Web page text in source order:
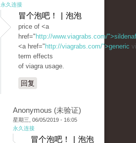
永久连接
冒个泡吧！ | 泡泡
price of <a
href=" http://www.viagrabs.com/
<a href=" http://viagrabs.com/">generic
term effects
of viagra usage.
回复
Anonymous (未验证)
星期三, 06/05/2019 - 16:05
永久连接
冒个泡吧！ | 泡泡